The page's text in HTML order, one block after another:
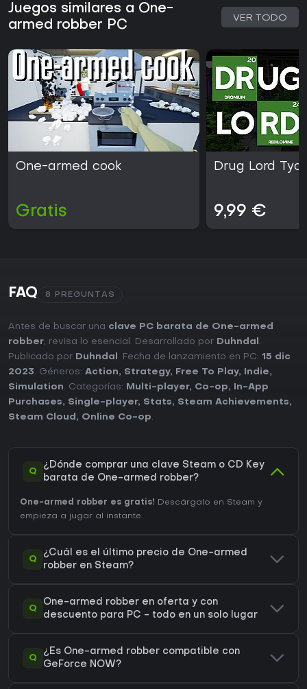
Juegos similares a One-
armed robber PC
VER TODO
One-armed cook
Gratis
Drug Lord
9,99 €
FAQ 8 PREGUNTAS
Antes de buscar una clave PC barata de One-armed
robber, revisa lo esencial. Desarrollado por Duhndal .
Publicado por Duhndal . Fecha de lanzamiento en PC: 15 dic
2023. Géneros: Action, Strategy, Free To Play, Indie,
Simulation. Categorías: Multi-player, Co-op,
In-App
Purchases, Single-player, Stats, Steam Achievements,
Steam Cloud , Online Co-op.
Q
¿Dónde comprar una clave Steam o CD Key
barata de One-armed robber?
One-armed robber es gratis! Descárgalo en Steam y
empieza a jugar al instante.
Q
¿Cuál es el último precio de One-armed
robber en Steam?
Q
One-armed robber en oferta y con
descuento para PC - todo en un solo lugar
Q
¿Es One-armed robber compatible con
GeForce NOW?